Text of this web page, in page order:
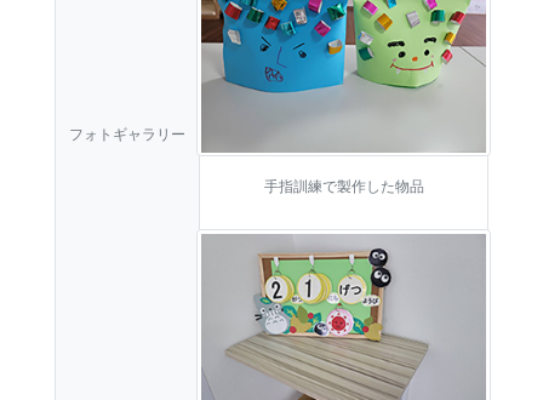
フォトギャラリー
手指訓練で製作した物品